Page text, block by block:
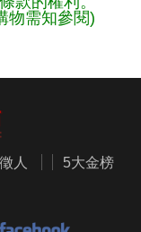
物需知參閱)
人
5大金榜